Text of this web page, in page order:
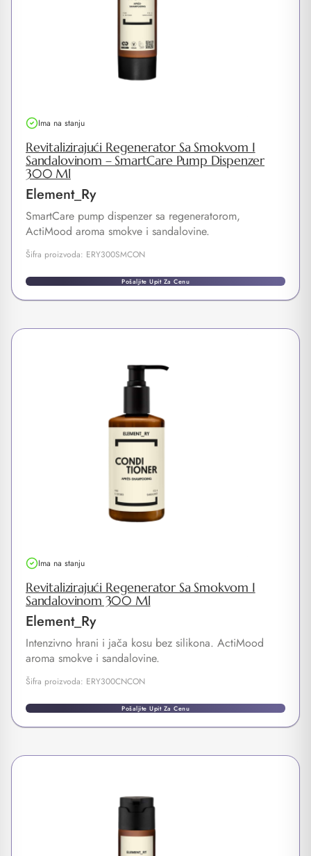
Ima na stanju
Revitalizirajući Regenerator Sa Smokvom I
Sandalovinom – SmartCare Pump Dispenzer
300 Ml
Element_Ry
SmartCare pump dispenzer sa regeneratorom,
ActiMood aroma smokve i sandalovine.
Šifra proizvoda: ERY300SMCON
Pošaljite Upit Za Cenu
Ima na stanju
Revitalizirajući Regenerator Sa Smokvom I
Sandalovinom 300 Ml
Element_Ry
Intenzivno hrani i jača kosu bez silikona. ActiMood
aroma smokve i sandalovine.
Šifra proizvoda: ERY300CNCON
Pošaljite Upit Za Cenu